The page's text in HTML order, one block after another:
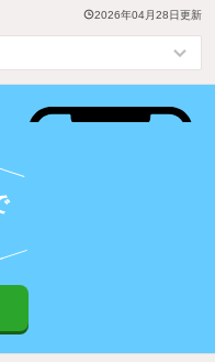
2026年04月28日更新